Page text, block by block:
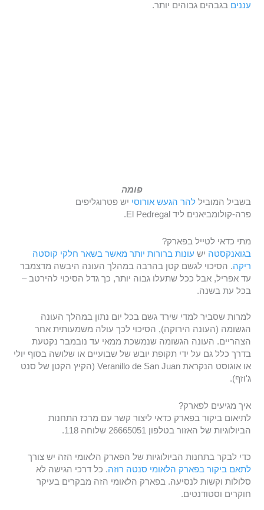
עננים בגבהים גבוהים יותר.
פומה
בשביל המוביללהר הגעש אורוסי יש פטרוגליפים
פרה-קולומביאנים ליד El Pedregal.
מתי כדאי לטייל בפארק?
בגואנקסטה יש עונות ברורות יותר מאשר בשאר חלקי קוסטה
ריקה. הסיכוי לגשם קטן בהרבה במהלך העונה היבשה מדצמבר
עד אפריל, אבל ככל שתעלו גבוה יותר, כך גדל הסיכוי להירטב –
בכל עת בשנה.
למרות שסביר למדי שירד גשם בכל יום נתון במהלך העונה
הגשומה (העונה הירוקה), הסיכוי לכך עולה משמעותית אחר
הצהריים. העונה הגשומה שנמשכת ממאי עד נובמבר נקטעת
בדרך כלל גם על ידי תקופת יובש של שבועיים או שלושה בסוף יולי
או אוגוסט הנקראת Veranillo de San Juan (הקיץ הקטן של סנט
ג'וזף).
איך מגיעים לפארק?
לתיאום ביקור בפארק כדאי ליצור קשר עם מרכז התחנות
הביולוגיות של האזור בטלפון 26665051 שלוחה 118.
כדי לבקר בתחנות הביולוגיות של הפארק הלאומי הזה יש צורך
לתאם ביקור בפארק הלאומי סנטה רוזה. כל דרכי הגישה לא
סלולות וקשות לנסיעה. בפארק הלאומי הזה מבקרים בעיקר
חוקרים וסטודנטים.